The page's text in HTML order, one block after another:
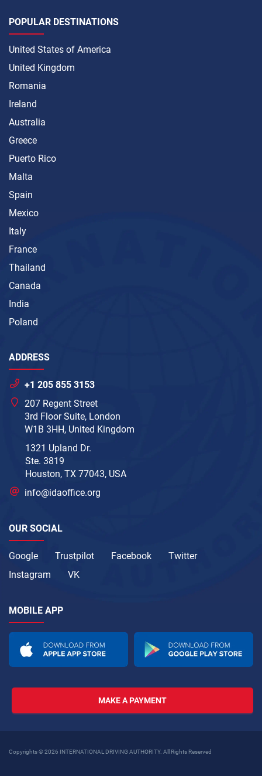
POPULAR DESTINATIONS
United States of America
United Kingdom
Romania
Ireland
Australia
Greece
Puerto Rico
Malta
Spain
Mexico
Italy
France
Thailand
Canada
India
Poland
ADDRESS
+1 205 855 3153
207 Regent Street
3rd Floor Suite, London
W1B 3HH, United Kingdom
1321 Upland Dr.
Ste. 3819
Houston, TX 77043, USA
info@idaoffice.org
OUR SOCIAL
Google Trustpilot Facebook
Twitter
Instagram
VK
MOBILE APP
MAKE A PAYMENT
Copyrights © 2026 INTERNATIONAL DRIVING AUTHORITY. All Rights Reserved